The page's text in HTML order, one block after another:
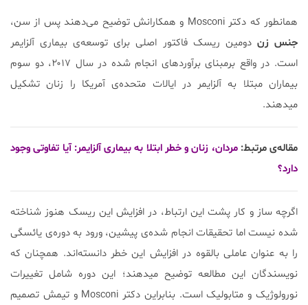
همانطور که دکتر Mosconi و همکارانش توضیح می‌دهند پس از سن،
جنس زن دومین ریسک فاکتور اصلی برای توسعه‌ی بیماری آلزایمر
است. در واقع برمبنای برآوردهای انجام شده در سال ۲۰۱۷، دو سوم
بیماران مبتلا به آلزایمر در ایالات متحده‌ی آمریکا را زنان تشکیل
می‎دهند.
مقاله‌ی مرتبط:مردان، زنان و خطر ابتلا به بیماری آلزایمر: آیا تفاوتی وجود
دارد؟
اگرچه ساز و کار پشت این ارتباط، در افزایش این ریسک هنوز شناخته
شده نیست اما تحقیقات انجام شده‌ی پیشین، ورود به دوره‌ی یائسگی
را به عنوان عاملی بالقوه در افزایش این خطر دانسته‌اند. همچنان که
نویسندگان این مطالعه توضیح می‎دهند؛ این دوره شامل تغییرات
نورولوژیک و متابولیک است. بنابراین دکتر Mosconi و تیمش تصمیم